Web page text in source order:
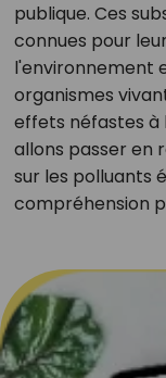
publique. Ces
connues pour
l'environnement
organismes
effets néfastes à
allons passer en
sur les polluants
compréhension